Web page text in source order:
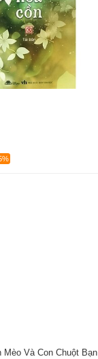
Mèo Và Con Chuột Bạn